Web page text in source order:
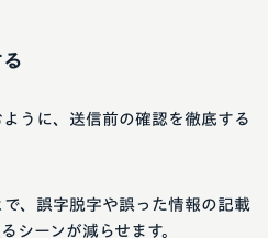
うに、送信前の確認を徹底する
、誤字脱字や誤った情報の記載
シーンが減らせます。